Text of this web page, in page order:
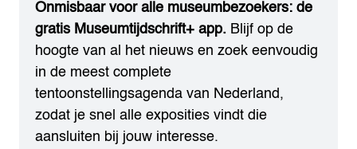
Onmisbaar voor alle museumbezoekers: de
gratis Museumtijdschrift+ app. Blijf op de
hoogte van al het nieuws en zoek eenvoudig
in de meest complete
tentoonstellingsagenda van Nederland,
zodat je snel alle exposities vindt die
aansluiten bij jouw interesse.